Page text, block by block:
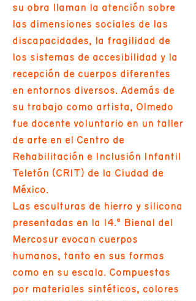
su obra llaman la atención sobre
las dimensiones sociales de las
discapacidades, la fragilidad de
los sistemas de accesibilidad y la
recepción de cuerpos diferentes
en entornos diversos. Además de
su trabajo como artista, Olmedo
fue docente voluntario en un taller
de arte en el Centro de
Rehabilitación e Inclusión Infantil
Teletón (CRIT) de la Ciudad de
México.
Las esculturas de hierro y silicona
presentadas en la 14.ª Bienal del
Mercosur evocan cuerpos
humanos, tanto en sus formas
como en su escala. Compuestas
por materiales sintéticos, colores